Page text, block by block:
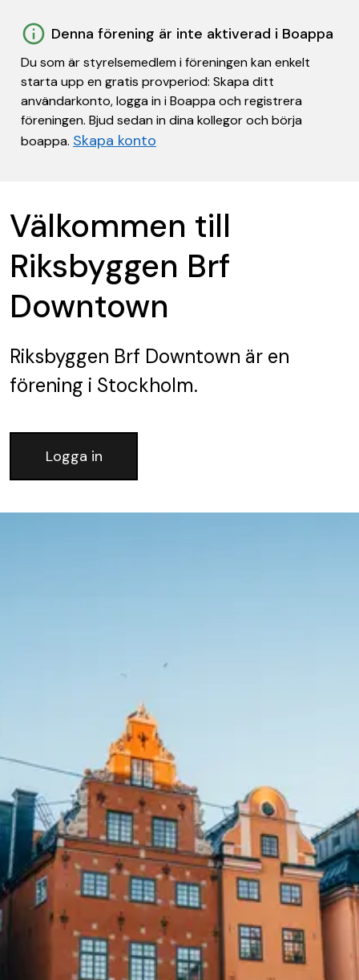
Denna förening är inte aktiverad i Boappa
Du som är styrelsemedlem i föreningen kan enkelt
starta upp en gratis provperiod: Skapa ditt
användarkonto, logga in i Boappa och registrera
föreningen. Bjud sedan in dina kollegor och börja
boappa. Skapa konto
Välkommen till
Riksbyggen Brf
Downtown
Riksbyggen Brf Downtown är en
förening i Stockholm.
Logga in